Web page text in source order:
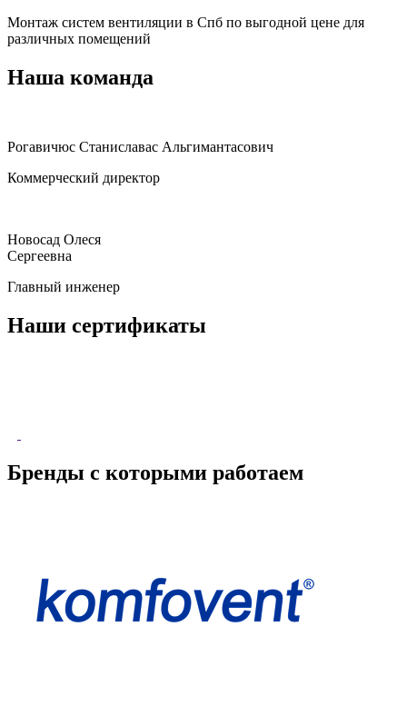
Монтаж систем вентиляции в Спб по выгодной цене для
различных помещений
Наша команда
Рогавичюс Станиславас Альгимантасович
Коммерческий директор
Новосад Олеся
Сергеевна
Главный инженер
Наши сертификаты
Бренды с которыми работаем